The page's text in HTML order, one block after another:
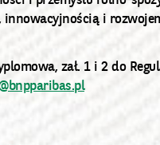
innowacyjnością i
zał. 1 i 2 do